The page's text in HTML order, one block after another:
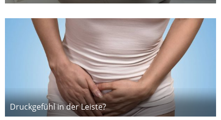
Druckgefühl in der Leiste?